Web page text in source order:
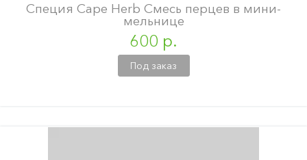
Специя Cape Herb Смесь перцев в мини-
мельнице
600 р.
Под заказ